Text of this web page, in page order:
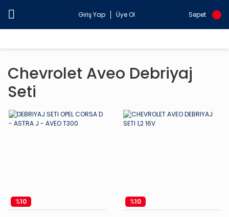
Giriş Yap Üye Ol Sepet
Chevrolet Aveo Debriyaj
Seti
%10 %10